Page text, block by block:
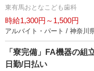
東有馬おとなこども歯科
時給1,300円～1,500円
アルバイト・パート / 神奈川
「寮完備」FA機器の組
日勤/日払い